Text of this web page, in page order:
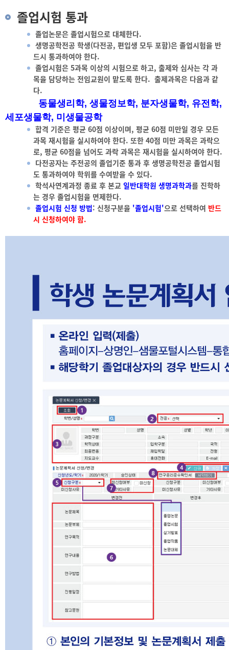
졸업시험 통과
졸업논문은 졸업시험으로 대체한다.
생명공학전공 학생(다전공, 편입생 모두 포함)은 졸업시험을 반
드시 통과하여야 한다.
졸업시험은 5과목 이상의 시험으로 하고, 출제와 심사는 각 과
목을 담당하는 전임교원이 맡도록 한다. 출제과목은 다음과 같
다.
동물생리학, 생물정보학, 분자생물학, 유전학,
세포생물학, 미생물공학
합격 기준은 평균 60점 이상이며, 평균 60점 미만일 경우 모든
과목 재시험을 실시하여야 한다. 또한 40점 미만 과목은 과락으
로, 평균 60점을 넘어도 과락 과목은 재시험을 실시하여야 한다.
다전공자는 주전공의 졸업기준 통과 후 생명공학전공 졸업시험
도 통과하여야 학위를 수여받을 수 있다.
학석사연계과정 종료 후 본교 일반대학원 생명과학과를 진학하
는 경우 졸업시험을 면제한다.
졸업시험 신청 방법: 신청구분을 '졸업시험'으로 선택하여 반드
시 신청하여야 함.